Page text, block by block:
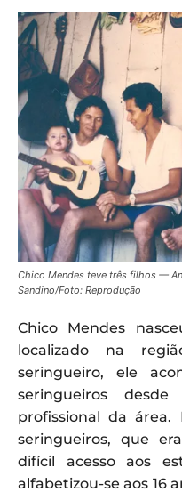
Chico Mendes teve três filhos —
Sandino/Foto: Reprodução
Chico Mendes
localizado na
seringueiro, ele
seringueiros
profissional da
seringueiros, que
difícil acesso aos
alfabetizou-se aos 16